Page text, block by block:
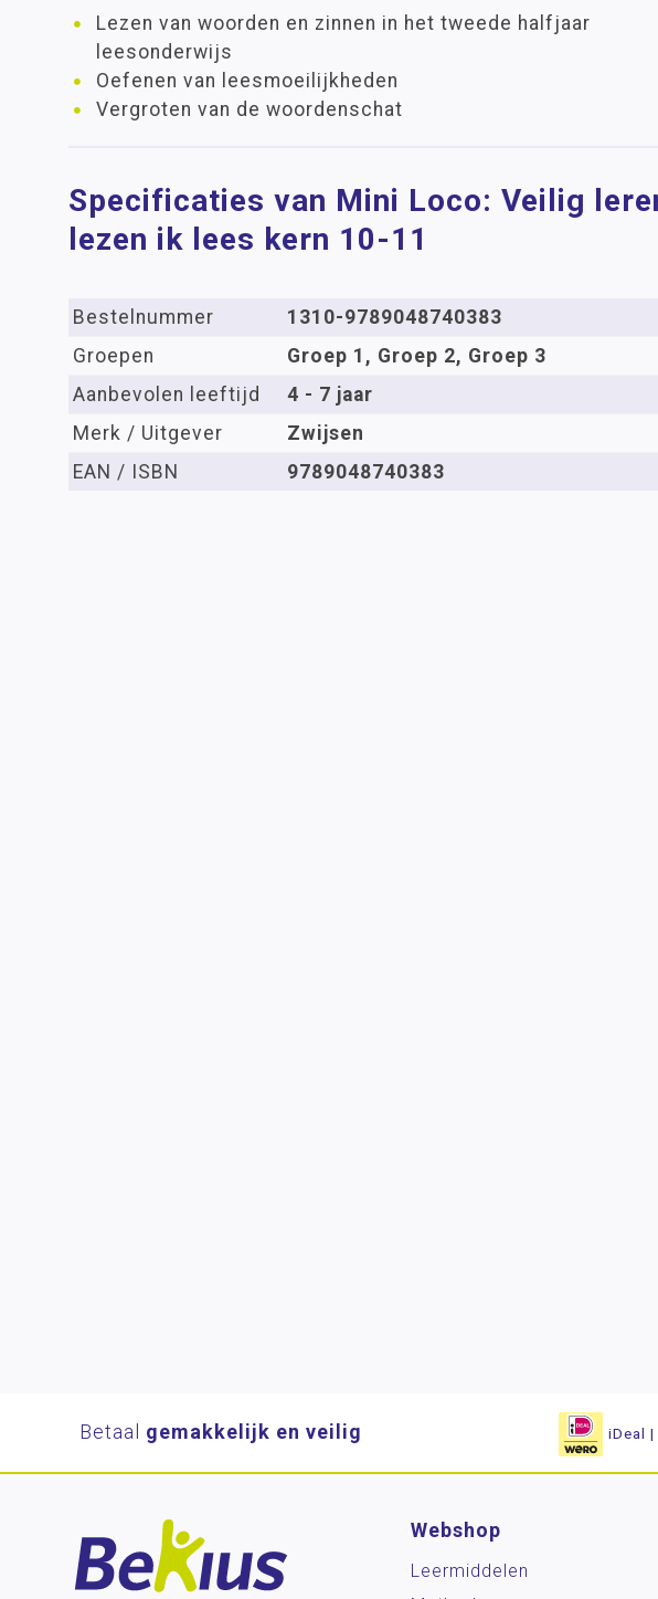
Lezen van woorden en zinnen in het tweede halfjaar
leesonderwijs
Oefenen van leesmoeilijkheden
Vergroten van de woordenschat
Specificaties van Mini Loco: Veilig
lezen ik lees kern 10-11
Bestelnummer
1310-9789048740383
Groepen
Groep 1, Groep 2, Groep 3
Aanbevolen leeftijd
4 - 7 jaar
Merk / Uitgever
Zwijsen
EAN / ISBN
9789048740383
Betaal gemakkelijk en veilig iDeal |
Webshop
Leermiddelen